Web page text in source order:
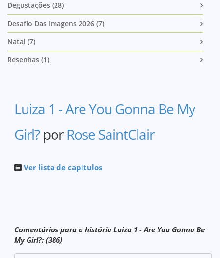
Degustações (28)
Desafio Das Imagens 2026 (7)
Natal (7)
Resenhas (1)
Luiza 1 - Are You Gonna Be My
Girl?porRose SaintClair
Ver lista de capítulos
Comentários para a história Luiza 1 - Are You Gonna Be
My Girl?: (386)